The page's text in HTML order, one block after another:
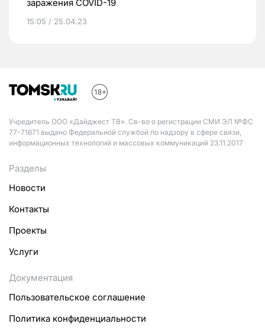
заражения COVID-19
15:05 / 25.04.23
Учредитель ООО «Дайджест ТВ». Св-во о регистрации СМИ ЭЛ №ФС
77-71671 выдано Федеральной службой по надзору в сфере связи,
информационных технологий и массовых коммуникаций 23.11.2017
Разделы
Новости
Контакты
Проекты
Услуги
Документация
Пользовательское соглашение
Политика конфиденциальности